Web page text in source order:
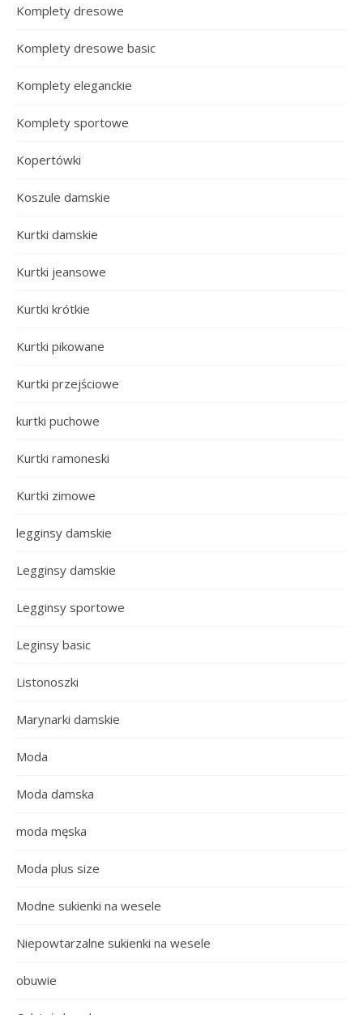
Komplety dresowe
Komplety dresowe basic
Komplety eleganckie
Komplety sportowe
Kopertówki
Koszule damskie
Kurtki damskie
Kurtki jeansowe
Kurtki krótkie
Kurtki pikowane
Kurtki przejściowe
kurtki puchowe
Kurtki ramoneski
Kurtki zimowe
legginsy damskie
Legginsy damskie
Legginsy sportowe
Leginsy basic
Listonoszki
Marynarki damskie
Moda
Moda damska
moda męska
Moda plus size
Modne sukienki na wesele
Niepowtarzalne sukienki na wesele
obuwie